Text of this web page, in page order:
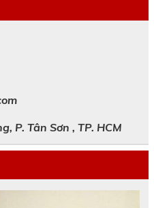
P. Tân Sơn , TP. HCM